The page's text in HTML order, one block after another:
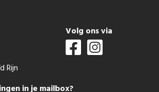
Rijn
Volg ons via
in je mailbox?